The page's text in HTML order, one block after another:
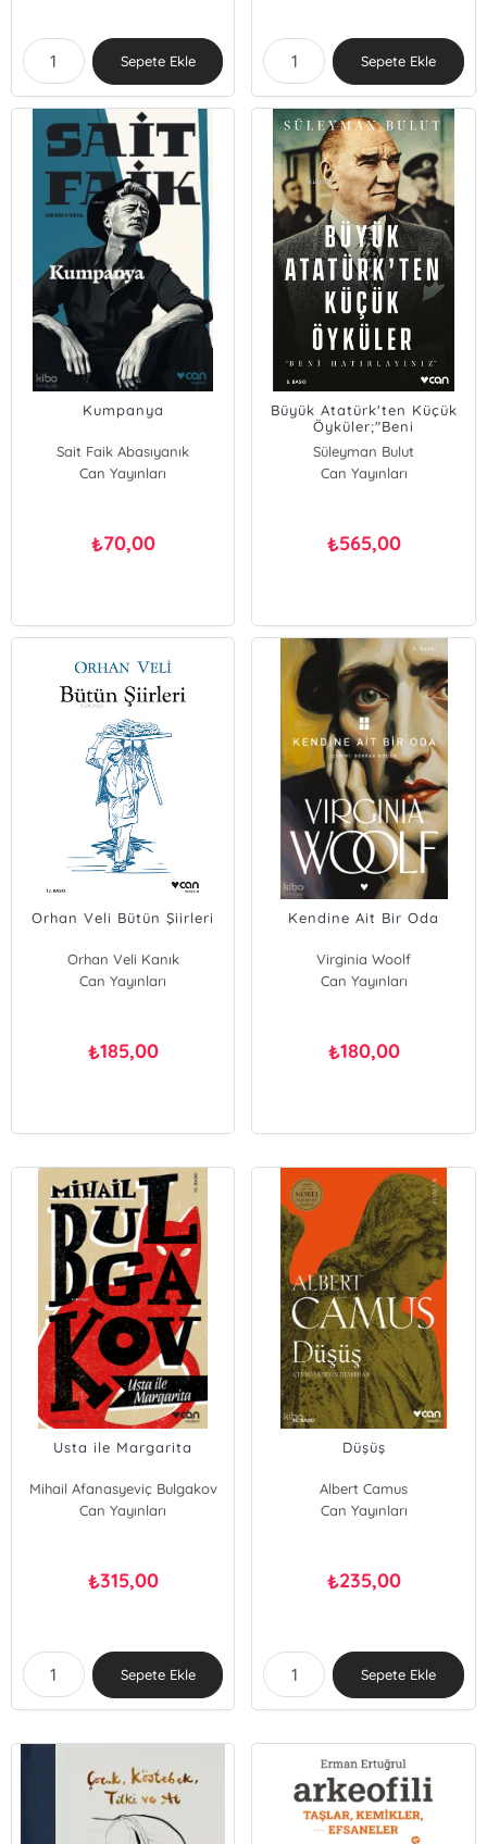
Sepete Ekle Sepete Ekle
Kumpanya
Sait Faik Abasıyanık
Can Yayınları
₺70,00
Büyük Atatürk'ten Küçük
Öyküler;"Beni
Hatırlayınız..."
Süleyman Bulut
Can Yayınları
₺565,00
Orhan Veli Bütün Şiirleri
Orhan Veli Kanık
Can Yayınları
₺185,00
Kendine Ait Bir Oda
Virginia Woolf
Can Yayınları
₺180,00
Usta ile Margarita
Mihail Afanasyeviç Bulgakov
Can Yayınları
₺315,00
Sepete Ekle
Düşüş
Albert Camus
Can Yayınları
₺235,00
Sepete Ekle